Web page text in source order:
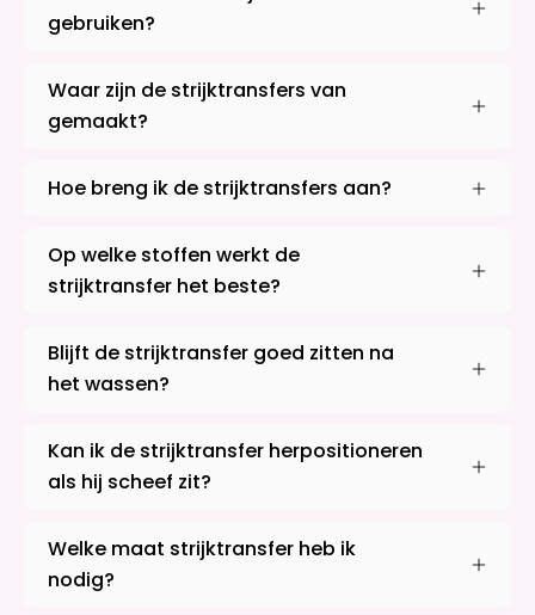
gebruiken?
Waar zijn de strijktransfers van
gemaakt?
Hoe breng ik de strijktransfers aan?
Op welke stoffen werkt de
strijktransfer het beste?
Blijft de strijktransfer goed zitten na
het wassen?
Kan ik de strijktransfer herpositioneren
als hij scheef zit?
Welke maat strijktransfer heb ik
nodig?